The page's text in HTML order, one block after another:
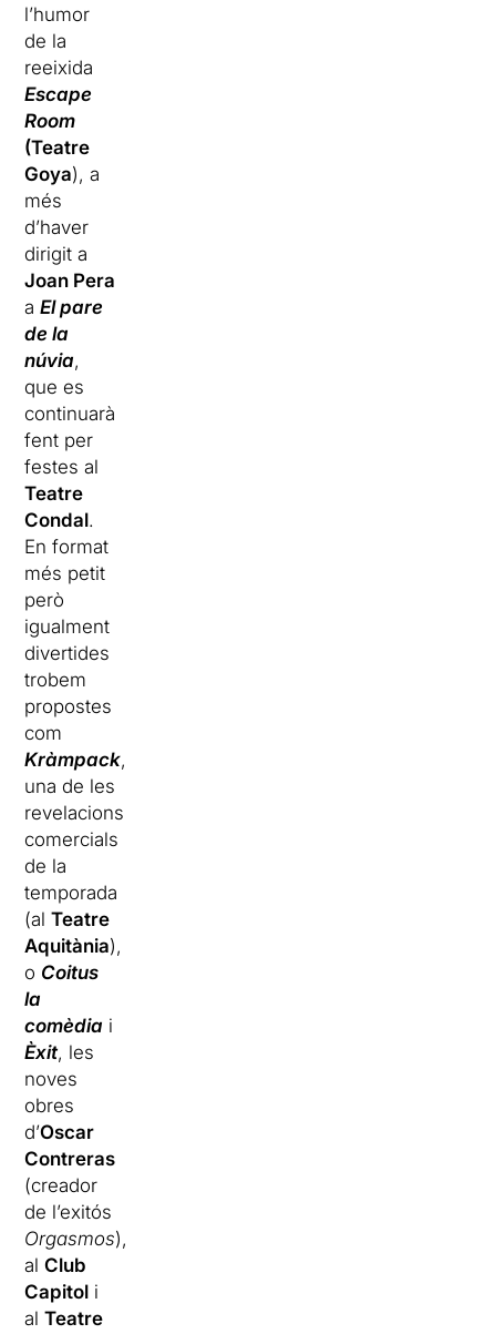
l’humor
de la
reeixida
Escape
Room
(Teatre
Goya), a
més
d’haver
dirigit a
Joan Pera
aEl pare
de la
núvia,
que es
continuarà
fent per
festes al
Teatre
Condal.
En format
més petit
però
igualment
divertides
trobem
propostes
com
Kràmpack,
una de les
revelacions
comercials
de la
temporada
(alTeatre
Aquitània),
o Coitus
la
comèdia i
Èxit, les
noves
obres
d’Oscar
Contreras
(creador
de l’exitós
Orgasmos),
alClub
Capitol i
alTeatre